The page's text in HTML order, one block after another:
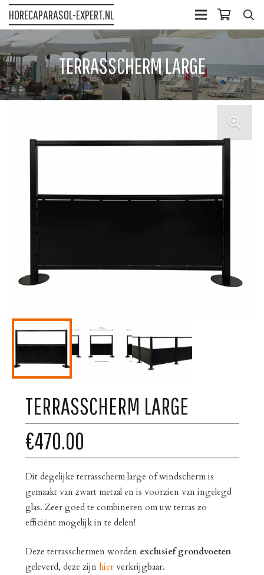
HORECAPARASOL-EXPERT.NL
TERRASSCHERM LARGE
TERRASSCHERM LARGE
€470.00
Dit degelijke terrasscherm large of windscherm is
gemaakt van zwart metaal en is voorzien van ingelegd
glas. Zeer goed te combineren om uw terras zo
efficiënt mogelijk in te delen!
Deze terrasschermen worden exclusief grondvoeten
geleverd, deze zijn hierverkrijgbaar.